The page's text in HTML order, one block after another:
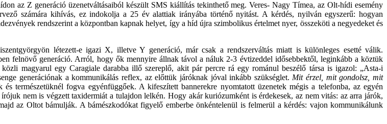
az Z generáció üzenetváltásaiból készült SMS kiállítás tekinthető meg. Veres- Nagy Tímea, az Olt-hídi esemény
számára kihívás, ez indokolja a 25 év alattiak irányába történő nyitást. A kérdés, nyilván egyszerű: hogyan
rendszerint a központban kapnak helyet, így a híd újra szimbolikus értelmet nyer, összeköti a negyedeket és
létezett-e igazi X, illetve Y generáció, már csak a rendszerváltás miatt is különleges esetté válik.
felnövő generáció. Arról, hogy ők mennyire állnak távol a náluk 2-3 évtizeddel idősebbektől, leginkább a köztük
magyarul egy Caragiale darabba illő szereplő, akit pár percre rá egy románul beszélő társa is igazol: „Asta-i
generációnak a kommunikálás reflex, az előttük járóknak jóval inkább szükséglet.Mit érzel, mit gondolsz, mit
természetüknél fogva egyénfüggőek. A kifeszített bannerekre nyomtatott üzenetek mégis a telefonba, az egyén
nem is végzett taxidermiát a tulajdon lelkén. Hogy akár kuriózumként is érdekesek, az nem vitás: az arra járók,
az Oltot bámulják. A bámészkodókat figyelő emberbe önkéntelenül is felmerül a kérdés: vajon kommunikálunk